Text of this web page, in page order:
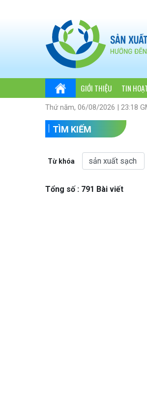
GIỚI THIỆU TIN
Thứ năm, 06/08/2026 | 23:18
TÌM KIẾM
Từ khóa
Tổng số : 791 Bài viết